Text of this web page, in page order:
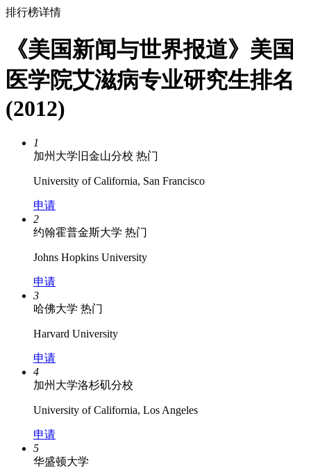
排行榜详情
《美国新闻与世界报道》美国
医学院艾滋病专业研究生排名
(2012)
1
加州大学旧金山分校 热门
University of California, San Francisco
申请
2
约翰霍普金斯大学 热门
Johns Hopkins University
申请
3
哈佛大学 热门
Harvard University
申请
4
加州大学洛杉矶分校
University of California, Los Angeles
申请
5
华盛顿大学